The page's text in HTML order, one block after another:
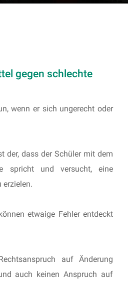
gegen schlechte
wenn er sich ungerecht oder
der, dass der Schüler mit dem
spricht und versucht, eine
erzielen.
etwaige Fehler entdeckt
auf Änderung
auch keinen Anspruch auf